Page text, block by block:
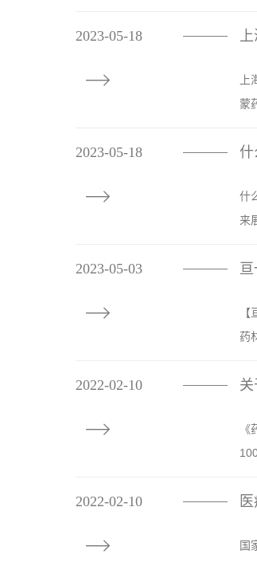
2023-05-18

————
蒙
2023-05-18

————
什
来
2023-05-03

————
药
2022-02-10

————
2022-02-10

————
国